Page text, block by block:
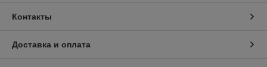
Контакты
Доставка и оплата